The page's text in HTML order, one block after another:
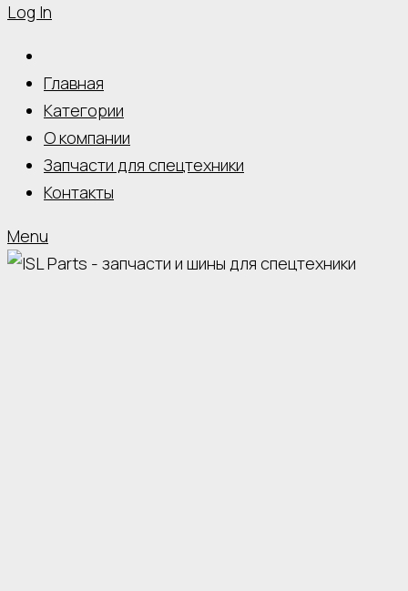
Log In
Главная
Категории
О компании
Запчасти для спецтехники
Контакты
Menu